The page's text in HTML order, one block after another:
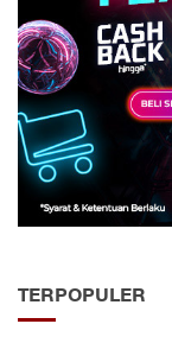
TERPOPULER